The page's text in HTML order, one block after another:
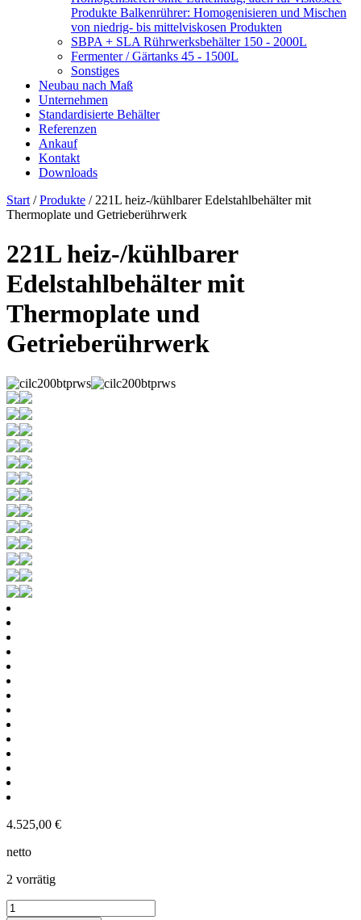
Produkte Balkenrührer: Homogenisieren und Mischen
von niedrig- bis mittelviskosen Produkten
SBPA + SLA Rührwerksbehälter 150 - 2000L
Fermenter / Gärtanks 45 - 1500L
Sonstiges
Neubau nach Maß
Unternehmen
Standardisierte Behälter
Referenzen
Ankauf
Kontakt
Downloads
Start /Produkte / 221L heiz-/kühlbarer Edelstahlbehälter mit
Thermoplate und Getrieberührwerk
221L heiz-/kühlbarer
Edelstahlbehälter mit
Thermoplate und
Getrieberührwerk
4.525,00 €
netto
2 vorrätig
221L